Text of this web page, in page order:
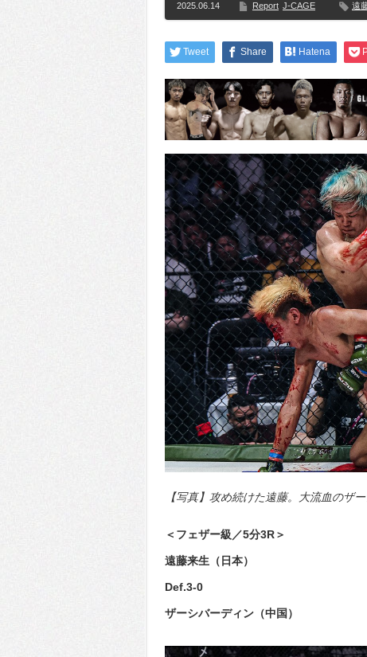
2025.06.14 Report J-CAGE 遠
Tweet Share Hatena
【写真】攻め続けた遠藤。大流血のザ
＜フェザー級／5分3R＞
遠藤来生（日本）
Def.3-0
ザーシバーディン（中国）